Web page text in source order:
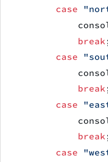
        case
            break
        case
            break
        case
            break
        case